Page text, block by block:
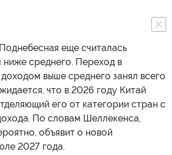
еще считалась
среднего. Переход в
выше среднего занял всего
что в 2026 году Китай
его от категории стран с
По словам Шеллекенса,
объявит о новой
2027 года.